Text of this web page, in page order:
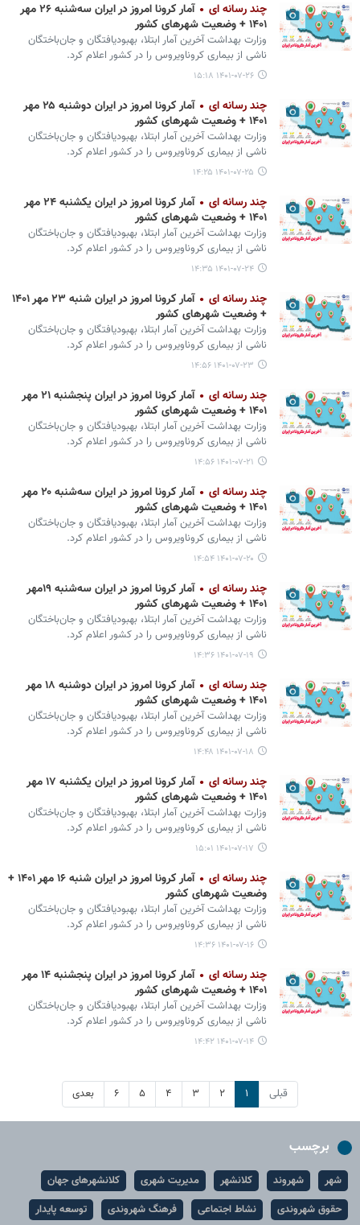
چند رسانه ای
آمار کرونا امروز در ایران سه‌شنبه ۲۶ مهر
۱۴۰۱ + وضعیت شهرهای کشور
وزارت بهداشت آخرین آمار ابتلا، بهبودیافتگان و جان‌باختگان
ناشی از بیماری کروناویروس را در کشور اعلام کرد.
۱۴۰۱-۰۷-۲۶ ۱۵:۱۸
چند رسانه ای
آمار کرونا امروز در ایران دوشنبه ۲۵ مهر
۱۴۰۱ + وضعیت شهرهای کشور
وزارت بهداشت آخرین آمار ابتلا، بهبودیافتگان و جان‌باختگان
ناشی از بیماری کروناویروس را در کشور اعلام کرد.
۱۴۰۱-۰۷-۲۵ ۱۴:۲۵
چند رسانه ای
آمار کرونا امروز در ایران یکشنبه ۲۴ مهر
۱۴۰۱ + وضعیت شهرهای کشور
وزارت بهداشت آخرین آمار ابتلا، بهبودیافتگان و جان‌باختگان
ناشی از بیماری کروناویروس را در کشور اعلام کرد.
۱۴۰۱-۰۷-۲۴ ۱۴:۳۵
چند رسانه ای
آمار کرونا امروز در ایران شنبه ۲۳ مهر ۱۴۰۱
+ وضعیت شهرهای کشور
وزارت بهداشت آخرین آمار ابتلا، بهبودیافتگان و جان‌باختگان
ناشی از بیماری کروناویروس را در کشور اعلام کرد.
۱۴۰۱-۰۷-۲۳ ۱۴:۵۶
چند رسانه ای
آمار کرونا امروز در ایران پنجشنبه ۲۱ مهر
۱۴۰۱ + وضعیت شهرهای کشور
وزارت بهداشت آخرین آمار ابتلا، بهبودیافتگان و جان‌باختگان
ناشی از بیماری کروناویروس را در کشور اعلام کرد.
۱۴۰۱-۰۷-۲۱ ۱۴:۵۶
چند رسانه ای
آمار کرونا امروز در ایران سه‌شنبه ۲۰ مهر
۱۴۰۱ + وضعیت شهرهای کشور
وزارت بهداشت آخرین آمار ابتلا، بهبودیافتگان و جان‌باختگان
ناشی از بیماری کروناویروس را در کشور اعلام کرد.
۱۴۰۱-۰۷-۲۰ ۱۴:۵۴
چند رسانه ای
آمار کرونا امروز در ایران سه‌شنبه ۱۹مهر
۱۴۰۱ + وضعیت شهرهای کشور
وزارت بهداشت آخرین آمار ابتلا، بهبودیافتگان و جان‌باختگان
ناشی از بیماری کروناویروس را در کشور اعلام کرد.
۱۴۰۱-۰۷-۱۹ ۱۴:۳۶
چند رسانه ای
آمار کرونا امروز در ایران دوشنبه ۱۸ مهر
۱۴۰۱ + وضعیت شهرهای کشور
وزارت بهداشت آخرین آمار ابتلا، بهبودیافتگان و جان‌باختگان
ناشی از بیماری کروناویروس را در کشور اعلام کرد.
۱۴۰۱-۰۷-۱۸ ۱۴:۴۸
چند رسانه ای
آمار کرونا امروز در ایران یکشنبه ۱۷ مهر
۱۴۰۱ + وضعیت شهرهای کشور
وزارت بهداشت آخرین آمار ابتلا، بهبودیافتگان و جان‌باختگان
ناشی از بیماری کروناویروس را در کشور اعلام کرد.
۱۴۰۱-۰۷-۱۷ ۱۵:۰۱
چند رسانه ای
آمار کرونا امروز در ایران شنبه ۱۶ مهر ۱۴۰۱ +
وضعیت شهرهای کشور
وزارت بهداشت آخرین آمار ابتلا، بهبودیافتگان و جان‌باختگان
ناشی از بیماری کروناویروس را در کشور اعلام کرد.
۱۴۰۱-۰۷-۱۶ ۱۴:۳۶
چند رسانه ای
آمار کرونا امروز در ایران پنجشنبه ۱۴ مهر
۱۴۰۱ + وضعیت شهرهای کشور
وزارت بهداشت آخرین آمار ابتلا، بهبودیافتگان و جان‌باختگان
ناشی از بیماری کروناویروس را در کشور اعلام کرد.
۱۴۰۱-۰۷-۱۴ ۱۴:۴۲
قبلی ۱ ۲ ۳ ۴ ۵ ۶ بعدی
برچسب
شهر شهروند کلانشهر مدیریت شهری
کلانشهرهای جهان
حقوق شهروندی
نشاط اجتماعی فرهنگ شهروندی توسعه پایدار